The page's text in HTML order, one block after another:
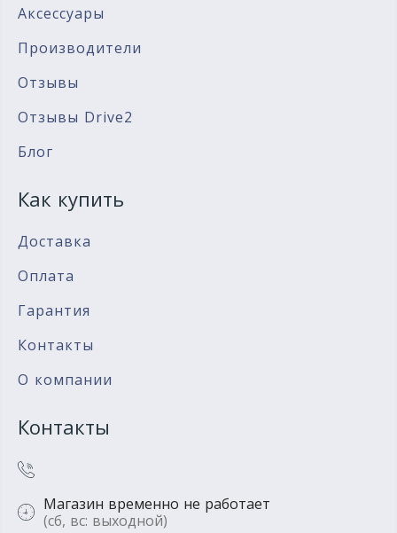
Аксессуары
Производители
Отзывы
Отзывы Drive2
Блог
Как купить
Доставка
Оплата
Гарантия
Контакты
О компании
Контакты
Магазин временно не работает
(сб, вс: выходной)